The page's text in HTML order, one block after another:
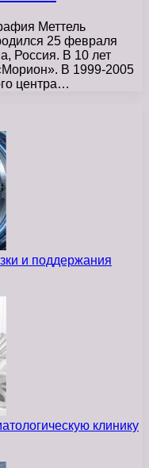
Меттель
25 февраля
Россия. В 10 лет
В 1999-2005
центра…
и поддержания
клинику